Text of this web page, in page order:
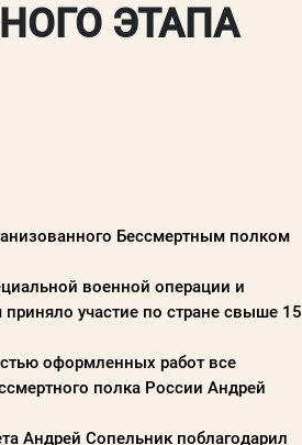
ЭТАПА
Бессмертным полком
военной операции и
участие по стране свыше 15
оформленных работ все
полка России Андрей
Андрей Сопельник поблагодарил